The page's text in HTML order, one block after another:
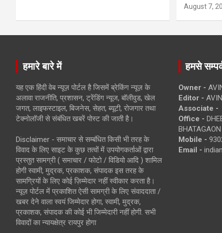
August 7,
हमारे बारे में
यह एक हिंदी वेब न्यूज़ पोर्टल है जिसमें ब्रेकिंग न्यूज़ के
अलावा राजनीति, प्रशासन, ट्रेंडिंग न्यूज, बॉलीवुड, खेल
जगत, लाइफस्टाइल, बिजनेस, सेहत, ब्यूटी, रोजगार तथा
टेक्नोलॉजी से संबंधित खबरें पोस्ट की जाती है।
Disclaimer - समाचार से सम्बंधित किसी भी तरह के
विवाद के लिए साइट के कुछ तत्वों में उपयोगकर्ताओं द्वारा
प्रस्तुत सामग्री ( समाचार / फोटो / विडियो आदि ) शामिल
होगी स्वामी, मुद्रक, प्रकाशक, संपादक इस तरह के
सामग्रियों के लिए कोई ज़िम्मेदार नहीं स्वीकार करता है।
न्यूज़ पोर्टल में प्रकाशित ऐसी सामग्री के लिए संवाददाता /
खबर देने वाला स्वयं जिम्मेदार होगा, स्वामी, मुद्रक,
प्रकाशक, संपादक की कोई भी जिम्मेदारी नहीं होगी. सभी
विवादों का न्यायक्षेत्र रायपुर होगा
हमसे
Owner -
Editor -
Associate -
Office -
Mobile -
Email -